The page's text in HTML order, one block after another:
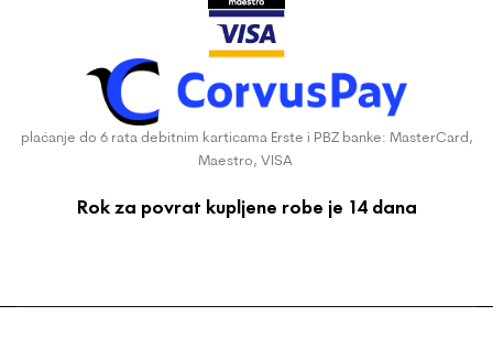
plaćanje do 6 rata debitnim karticama Erste i PBZ banke: MasterCard,
Maestro, VISA
Rok za povrat kupljene robe je 14 dana